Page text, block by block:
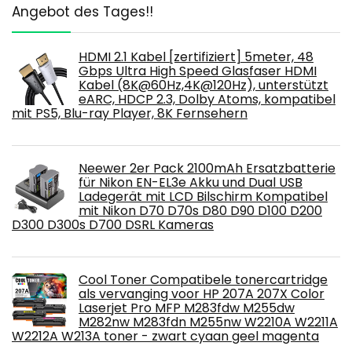
Angebot des Tages!!
HDMI 2.1 Kabel [zertifiziert] 5meter, 48
Gbps Ultra High Speed Glasfaser HDMI
Kabel (8K@60Hz,4K@120Hz), unterstützt
eARC, HDCP 2.3, Dolby Atoms, kompatibel
mit PS5, Blu-ray Player, 8K Fernsehern
Neewer 2er Pack 2100mAh Ersatzbatterie
für Nikon EN-EL3e Akku und Dual USB
Ladegerät mit LCD Bilschirm Kompatibel
mit Nikon D70 D70s D80 D90 D100 D200
D300 D300s D700 DSRL Kameras
Cool Toner Compatibele tonercartridge
als vervanging voor HP 207A 207X Color
Laserjet Pro MFP M283fdw M255dw
M282nw M283fdn M255nw W2210A W2211A
W2212A W213A toner - zwart cyaan geel magenta